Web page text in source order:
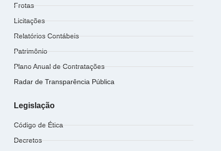
Frotas
Licitações
Relatórios Contábeis
Patrimônio
Plano Anual de Contratações
Radar de Transparência Pública
Legislação
Código de Ética
Decretos